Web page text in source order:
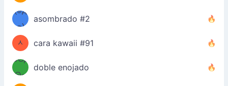
✪๑)
(๏д
๏)
asombrado #2
(๑✪
ᆺ
✪๑)
cara kawaii #91
๑Θд
Θ๑
doble enojado
ʕ